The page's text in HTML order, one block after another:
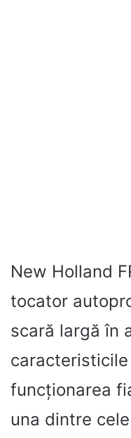
New Holland
tocator
scară largă în
funcționarea
una dintre